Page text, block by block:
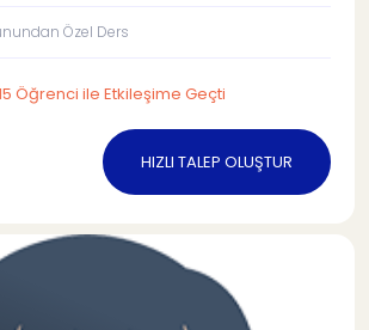
Özel Ders
Öğrenci ile Etkileşime Geçti
HIZLI TALEP OLUŞTUR